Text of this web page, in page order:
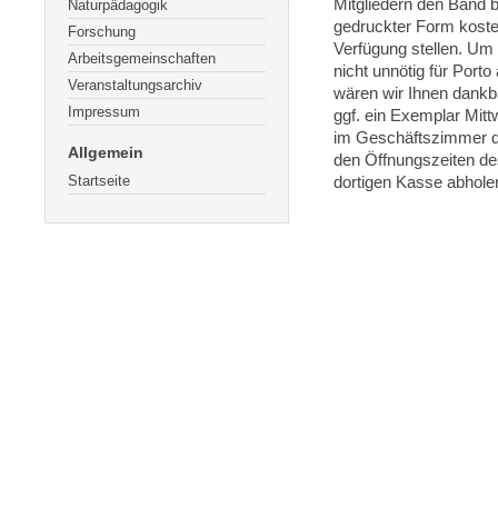
Naturpädagogik
Forschung
Arbeitsgemeinschaften
Veranstaltungsarchiv
Impressum
Allgemein
Startseite
Mitgliedern den Band
gedruckter Form
Verfügung stellen.
nicht unnötig für Porto
wären wir Ihnen
ggf. ein Exemplar
im Geschäftszimmer
den Öffnungszeiten
dortigen Kasse